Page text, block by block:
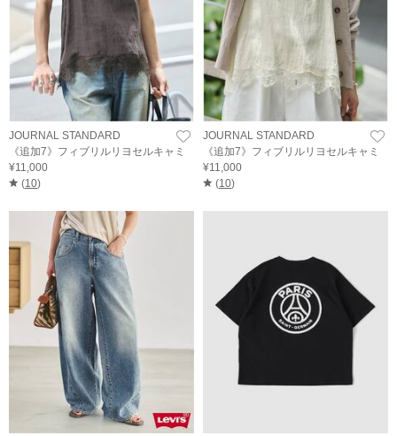
JOURNAL STANDARD
《追加7》フィブリルリヨセルキャミ
¥11,000
(10)
JOURNAL STANDARD
《追加7》フィブリルリヨセルキャミ
¥11,000
(10)